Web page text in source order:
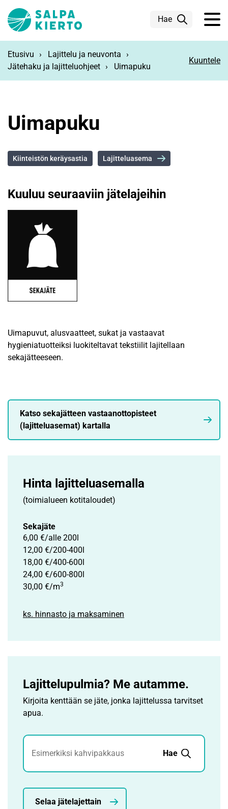
Hae
Etusivu
Lajittelu ja neuvonta
Jätehaku ja lajitteluohjeet
Uimapuku
Kuuntele
Uimapuku
Kiinteistön keräysastia Lajitteluasema
Kuuluu seuraaviin jätelajeihin
Uimapuvut, alusvaatteet, sukat ja vastaavat
hygieniatuotteiksi luokiteltavat tekstiilit lajitellaan
sekajätteeseen.
Katso sekajätteen vastaanottopisteet
(lajitteluasemat) kartalla
Hinta lajittelu­asemalla
(toimialueen kotitaloudet)
Sekajäte
6,00 €/alle 200l
12,00 €/200-400l
18,00 €/400-600l
24,00 €/600-800l
30,00 €/m3
ks. hinnasto ja maksaminen
Lajittelupulmia? Me autamme.
Kirjoita kenttään se jäte, jonka lajittelussa tarvitset
apua.
Jätehaku
Hae
Selaa jätelajettain